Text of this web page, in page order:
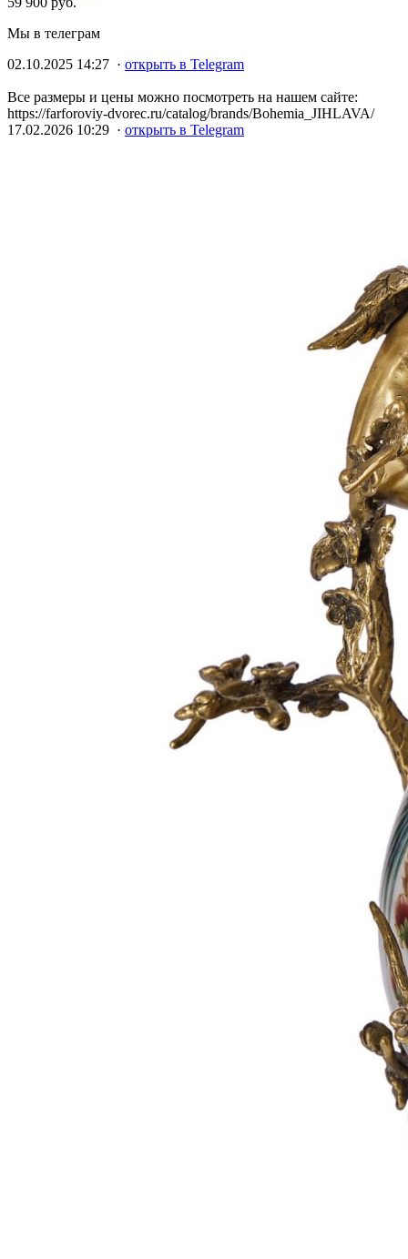
Мы в телеграм
02.10.2025 14:27 · открыть в Telegram
Все размеры и цены можно посмотреть на нашем сайте:
https://farforoviy-dvorec.ru/catalog/brands/Bohemia_JIHLAVA/
17.02.2026 10:29 · открыть в Telegram